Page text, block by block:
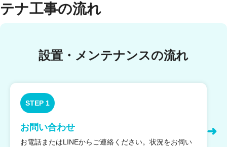
テナ工事の流れ
設置・メンテナンスの流れ
STEP 1
お問い合わせ
お電話またはLINEからご連絡ください。状況をお伺い
➜